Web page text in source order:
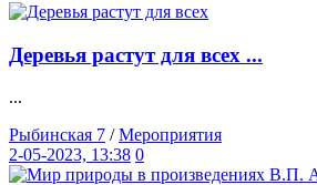
Деревья растут для всех ...
...
Рыбинская 7 /Мероприятия
2-05-2023, 13:38 0